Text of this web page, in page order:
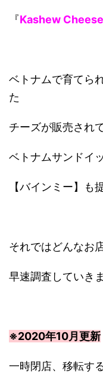
『Kashew Cheese
ベトナムで育てら
た
チーズが販売され
ベトナムサンドイ
【バインミー】も
それではどんなお
早速調査していき
※2020年10月更新
一時閉店、移転す